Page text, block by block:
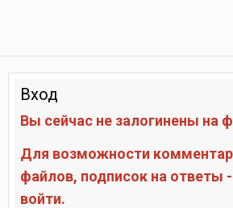
Вход
Вы сейчас не залогинены на
Для возможности
файлов, подписок на ответы
войти.